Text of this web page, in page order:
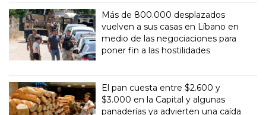
Más de 800.000 desplazados
vuelven a sus casas en Líbano en
medio de las negociaciones para
poner fin a las hostilidades
El pan cuesta entre $2.600 y
$3.000 en la Capital y algunas
panaderías ya advierten una caída